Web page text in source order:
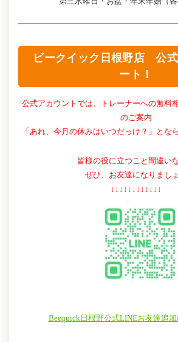
ビークイック日根野店 公
ート！
公式アカウントでは、トレーナーへの無料
のご案内
「あれ、今月の休みはいつだっけ？」とな
皆様の役に立つこと間違い
ぜひ、お友達になりまし
↓↓↓↓↓↓↓↓↓↓↓↓
Beequick日根野公式LINEお友達追加